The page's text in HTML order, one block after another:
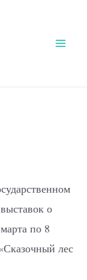
о
по 8
лес